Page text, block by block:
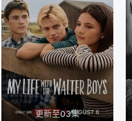
更新至03集